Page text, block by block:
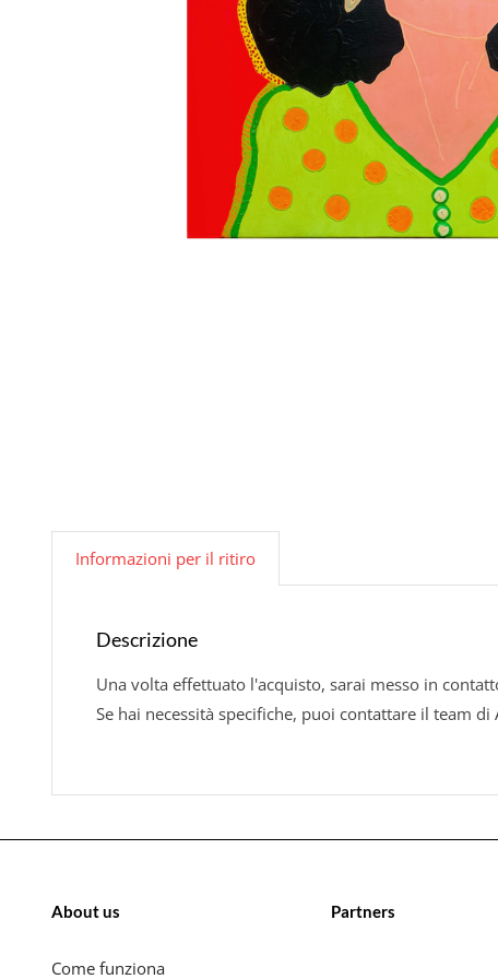
Informazioni per il ritiro
Descrizione
Una volta effettuato l'acquisto, sarai messo in
Se hai necessità specifiche, puoi contattare il team di
About us
Come funziona
Partners